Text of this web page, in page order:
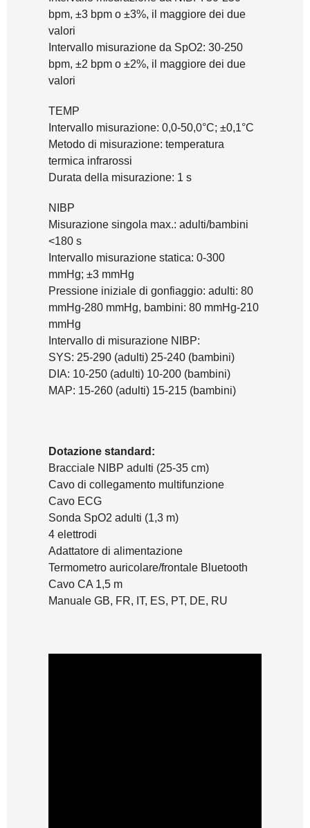
bpm, ±3 bpm o ±3%, il maggiore dei due
valori
Intervallo misurazione da SpO2: 30-250
bpm, ±2 bpm o ±2%, il maggiore dei due
valori
TEMP
Intervallo misurazione: 0,0-50,0°C; ±0,1°C
Metodo di misurazione: temperatura
termica infrarossi
Durata della misurazione: 1 s
NIBP
Misurazione singola max.: adulti/bambini
<180 s
Intervallo misurazione statica: 0-300
mmHg; ±3 mmHg
Pressione iniziale di gonfiaggio: adulti: 80
mmHg-280 mmHg, bambini: 80 mmHg-210
mmHg
Intervallo di misurazione NIBP:
SYS: 25-290 (adulti) 25-240 (bambini)
DIA: 10-250 (adulti) 10-200 (bambini)
MAP: 15-260 (adulti) 15-215 (bambini)
Dotazione standard:
Bracciale NIBP adulti (25-35 cm)
Cavo di collegamento multifunzione
Cavo ECG
Sonda SpO2 adulti (1,3 m)
4 elettrodi
Adattatore di alimentazione
Termometro auricolare/frontale Bluetooth
Cavo CA 1,5 m
Manuale GB, FR, IT, ES, PT, DE, RU